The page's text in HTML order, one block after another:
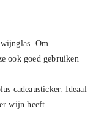
Om
ook goed gebruiken
cadeausticker. Ideaal
wijn heeft…